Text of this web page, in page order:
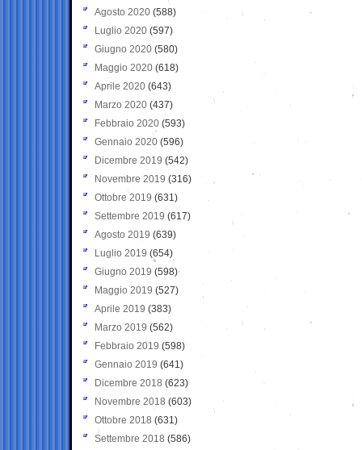
Agosto 2020 (588)
Luglio 2020 (597)
Giugno 2020 (580)
Maggio 2020 (618)
Aprile 2020 (643)
Marzo 2020 (437)
Febbraio 2020 (593)
Gennaio 2020 (596)
Dicembre 2019 (542)
Novembre 2019 (316)
Ottobre 2019 (631)
Settembre 2019 (617)
Agosto 2019 (639)
Luglio 2019 (654)
Giugno 2019 (598)
Maggio 2019 (527)
Aprile 2019 (383)
Marzo 2019 (562)
Febbraio 2019 (598)
Gennaio 2019 (641)
Dicembre 2018 (623)
Novembre 2018 (603)
Ottobre 2018 (631)
Settembre 2018 (586)